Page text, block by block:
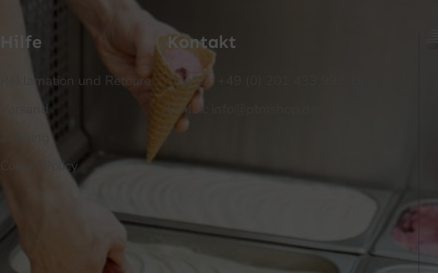
Hilfe
Reklamation und Retoure
Versand
Cookie Policy
Kontakt
Telefon: +49 (0) 201 433 992 13
E-Mail: info@ptmshop.de